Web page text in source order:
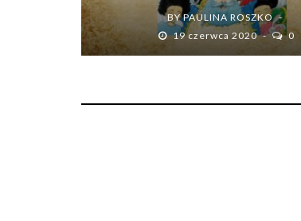
BYPAULINA ROSZKO
19 czerwca 2020
0